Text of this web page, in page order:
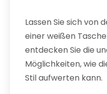
Lassen Sie sich von
einer weißen
entdecken Sie die
Möglichkeiten, wie
Stil aufwerten kann.